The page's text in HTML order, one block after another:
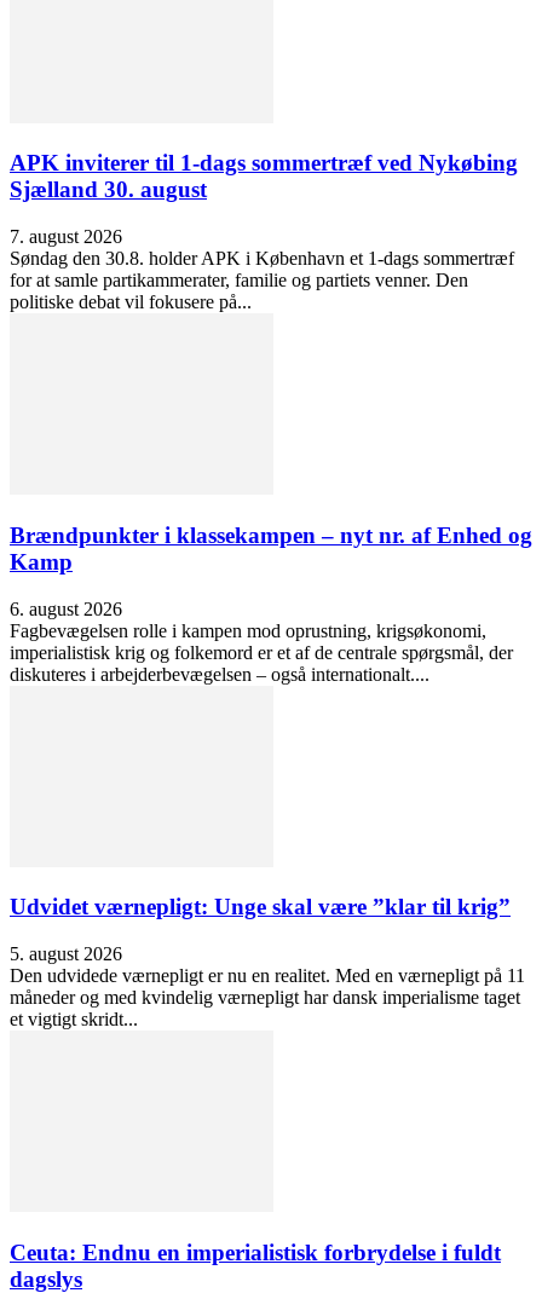
APK inviterer til 1-dags sommertræf ved Nykøbing
Sjælland 30. august
7. august 2026
Søndag den 30.8. holder APK i København et 1-dags sommertræf
for at samle partikammerater, familie og partiets venner. Den
politiske debat vil fokusere på...
Brændpunkter i klassekampen – nyt nr. af Enhed og
Kamp
6. august 2026
Fagbevægelsen rolle i kampen mod oprustning, krigsøkonomi,
imperialistisk krig og folkemord er et af de centrale spørgsmål, der
diskuteres i arbejderbevægelsen – også internationalt....
Udvidet værnepligt: Unge skal være ”klar til krig”
5. august 2026
Den udvidede værnepligt er nu en realitet. Med en værnepligt på 11
måneder og med kvindelig værnepligt har dansk imperialisme taget
et vigtigt skridt...
Ceuta: Endnu en imperialistisk forbrydelse i fuldt
dagslys